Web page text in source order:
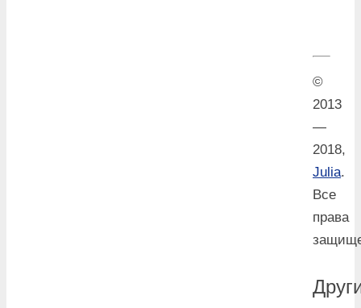
©
2013
—
2018,
Julia.
Все
права